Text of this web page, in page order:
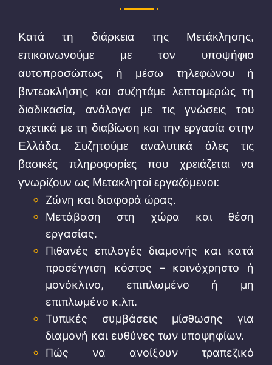
Κατά τη διάρκεια της Μετάκλησης,
επικοινωνούμε με τον υποψήφιο
αυτοπροσώπως ή μέσω τηλεφώνου ή
βιντεοκλήσης και συζητάμε λεπτομερώς τη
διαδικασία, ανάλογα με τις γνώσεις του
σχετικά με τη διαβίωση και την εργασία στην
Ελλάδα. Συζητούμε αναλυτικά όλες τις
βασικές πληροφορίες που χρειάζεται να
γνωρίζουν ως Μετακλητοί εργαζόμενοι:
Ζώνη και διαφορά ώρας.
Μετάβαση στη χώρα και θέση
εργασίας.
Πιθανές επιλογές διαμονής και κατά
προσέγγιση κόστος – κοινόχρηστο ή
μονόκλινο, επιπλωμένο ή μη
επιπλωμένο κ.λπ.
Τυπικές συμβάσεις μίσθωσης για
διαμονή και ευθύνες των υποψηφίων.
Πώς να ανοίξουν τραπεζικό